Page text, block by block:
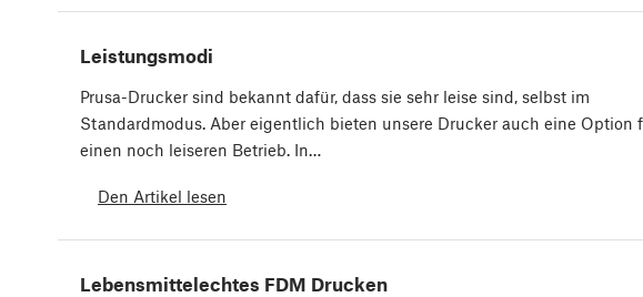
Leistungsmodi
Prusa-Drucker sind bekannt dafür, dass sie sehr leise sind, selbst im
Standardmodus. Aber eigentlich bieten unsere Drucker auch eine Option
einen noch leiseren Betrieb. In…
Den Artikel lesen
Lebensmittelechtes FDM Drucken